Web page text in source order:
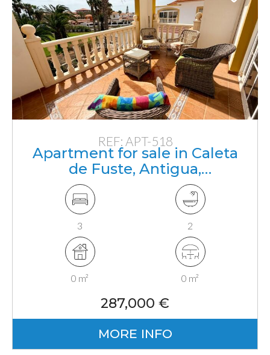
REF: APT-518
Apartment for sale in Caleta
de Fuste, Antigua,
Fuerteventura, Canarias
3 2
0 m² 0 m²
287,000 €
MORE INFO